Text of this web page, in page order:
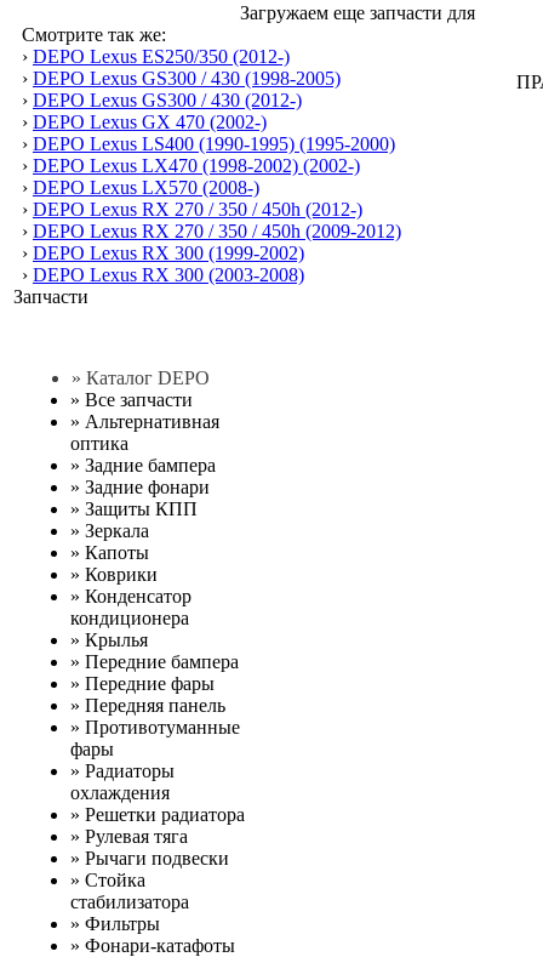
Загружаем еще запчасти для
Смотрите так же:
› DEPO Lexus ES250/350 (2012-)
› DEPO Lexus GS300 / 430 (1998-2005)
› DEPO Lexus GS300 / 430 (2012-)
› DEPO Lexus GX 470 (2002-)
› DEPO Lexus LS400 (1990-1995) (1995-2000)
› DEPO Lexus LX470 (1998-2002) (2002-)
› DEPO Lexus LX570 (2008-)
› DEPO Lexus RX 270 / 350 / 450h (2012-)
› DEPO Lexus RX 270 / 350 / 450h (2009-2012)
› DEPO Lexus RX 300 (1999-2002)
› DEPO Lexus RX 300 (2003-2008)
Запчасти
» Каталог DEPO
» Все запчасти
» Альтернативная
оптика
» Задние бампера
» Задние фонари
» Защиты КПП
» Зеркала
» Капоты
» Коврики
» Конденсатор
кондиционера
» Крылья
» Передние бампера
» Передние фары
» Передняя панель
» Противотуманные
фары
» Радиаторы
охлаждения
» Решетки радиатора
» Рулевая тяга
» Рычаги подвески
» Стойка
стабилизатора
» Фильтры
» Фонари-катафоты